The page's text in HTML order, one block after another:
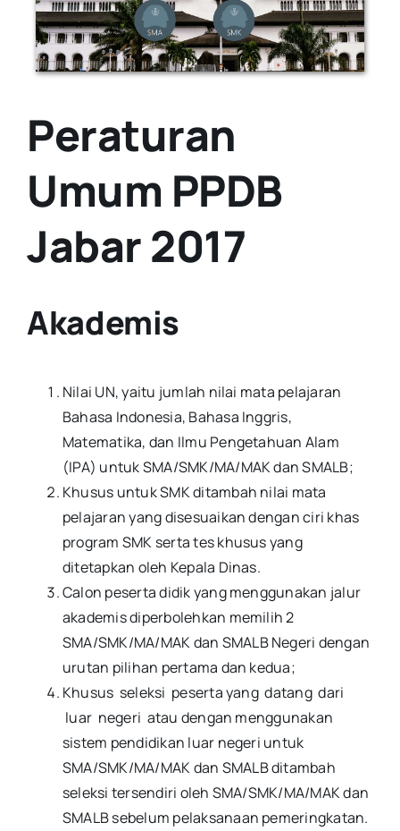
Peraturan
Umum PPDB
Jabar 2017
Akademis
Nilai UN, yaitu jumlah nilai mata pelajaran
Bahasa Indonesia, Bahasa Inggris,
Matematika, dan Ilmu Pengetahuan Alam
(IPA) untuk SMA/SMK/MA/MAK dan SMALB;
Khusus untuk SMK ditambah nilai mata
pelajaran yang disesuaikan dengan ciri khas
program SMK serta tes khusus yang
ditetapkan oleh Kepala Dinas.
Calon peserta didik yang menggunakan jalur
akademis diperbolehkan memilih 2
SMA/SMK/MA/MAK dan SMALB Negeri dengan
urutan pilihan pertama dan kedua;
Khusus seleksi peserta yang datang dari
luar negeri atau dengan menggunakan
sistem pendidikan luar negeri untuk
SMA/SMK/MA/MAK dan SMALB ditambah
seleksi tersendiri oleh SMA/SMK/MA/MAK dan
SMALB sebelum pelaksanaan pemeringkatan.